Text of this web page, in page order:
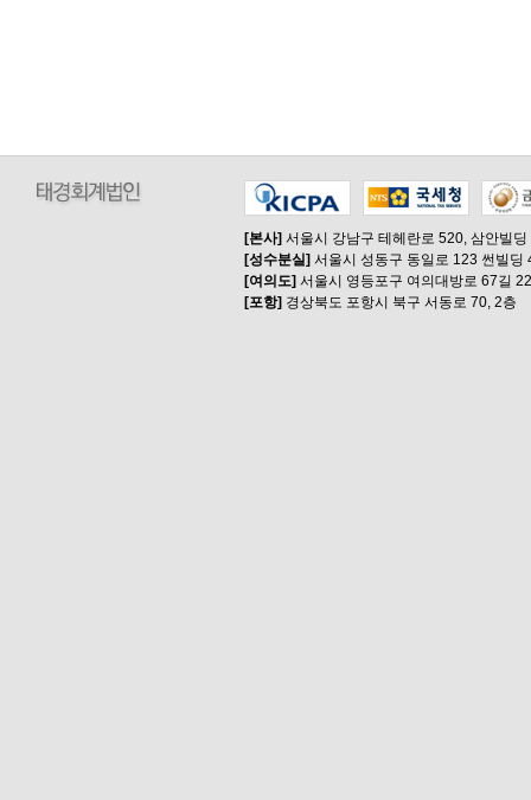
[본사] 서울시 강남구 테헤란로 520, 삼안빌딩
[성수분실] 서울시 성동구 동일로 123 썬빌딩
[여의도] 서울시 영등포구 여의대방로 67길
[포항] 경상북도 포항시 북구 서동로 70, 2층